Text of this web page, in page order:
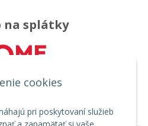
cookies
pri poskytovaní služieb
na splátky